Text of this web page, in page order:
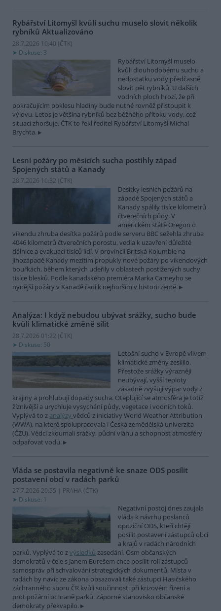
Rybářství Litomyšl kvůli suchu muselo slovit několik
rybníků Aktualizováno
28.7.2026 10:40 (ČTK)
Diskuse: 3
Rybářství Litomyšl muselo
kvůli dlouhodobému suchu a
nedostatku vody předčasně
slovit pět rybníků. U dalších
vodních ploch hrozí, že při
pokračujícím poklesu hladiny bude nutné rovněž přistoupit k
výlovu. Letos je většina rybníků bez běžného přítoku vody, což
situaci zhoršuje. ČTK to řekl ředitel Rybářství Litomyšl Michal
Brychta.
Lesní požáry po měsících sucha postihly západ
Spojených států a Kanady
28.7.2026 10:32 (ČTK)
Desítky lesních požárů na
západě Spojených států a
Kanady spálily tisíce kilometrů
čtverečních půdy. V
americkém státě Oregon o
víkendu zhruba desítka požárů podle serveru BBC sežehla zhruba
4046 kilometrů čtverečních porostu, vedla k uzavření důležité
dálnice a evakuaci tisíců lidí. V provincii Britská Kolumbie na
jihozápadě Kanady mezitím propukly nové požáry po víkendových
bouřkách, během kterých udeřily v oblastech postižených suchy
tisíce blesků. Podle kanadského premiéra Marka Carneyho se
nynější požáry v Kanadě řadí k nejhorším v historii země.
Analýza: I když nebudou ubývat srážky, sucho bude
kvůli klimatické změně sílit
28.7.2026 01:22 (ČTK)
Diskuse: 50
Letošní sucho v Evropě vlivem
klimatické změny zesílilo.
Přestože srážky výrazněji
neubývají, vyšší teploty
zásadně zvyšují výpar vody z
krajiny a prohlubují dopady sucha. Oteplující se atmosféra je totiž
žíznivější a urychluje vysychání půdy, vegetace i vodních toků.
Vyplývá to z analýzy vědců z iniciativy World Weather Attribution
(WWA), na které spolupracovala i Česká zemědělská univerzita
(ČZU). Vědci zkoumali srážky, půdní vláhu a schopnost atmosféry
odpařovat vodu.
Vláda se postavila negativně ke snaze ODS posílit
postavení obcí v radách parků
27.7.2026 20:55 | PRAHA (ČTK)
Diskuse: 1
Negativní postoj dnes zaujala
vláda k návrhu poslanců
opoziční ODS, kteří chtějí
posílit postavení zástupců obcí
a krajů v radách národních
parků. Vyplývá to zvýsledků zasedání. Osm občanských
demokratů v čele s Janem Burešem chce posílit roli zástupců
samospráv při schvalování strategických dokumentů. Místa v
radách by navíc ze zákona obsazovali také zástupci Hasičského
záchranného sboru ČR kvůli součinnosti při krizovém řízení a
protipožární ochraně parků. Záporné stanovisko občanské
demokraty překvapilo.